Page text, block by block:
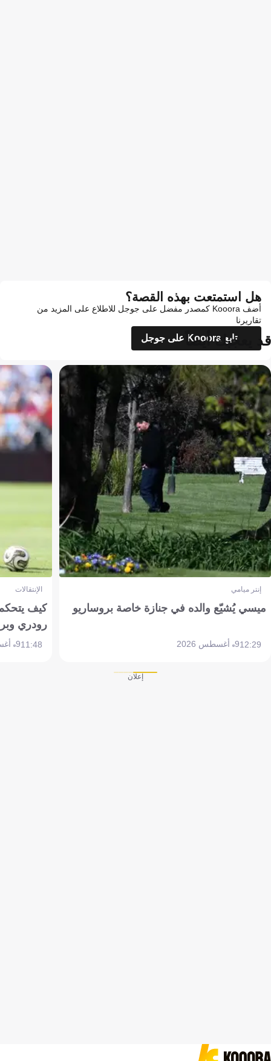
هل استمتعت بهذه القصة؟
أضف Kooora كمصدر مفضل على جوجل للاطلاع على المزيد من
تقاريرنا
تابع Kooora على جوجل
قد يعجبك أيضاً
إنتر ميامي
ميسي يُشيّع والده في جنازة خاصة بروساريو
12:299 أغسطس 2026
الإنتقالات
كيف
رودري
11:489 أغسطس 2026
إعلان